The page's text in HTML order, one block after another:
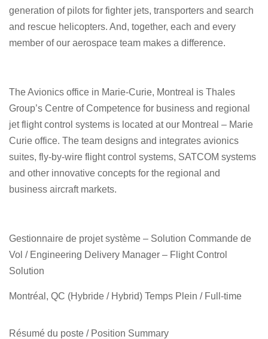
generation of pilots for fighter jets, transporters and search
and rescue helicopters. And, together, each and every
member of our aerospace team makes a difference.
The Avionics office in Marie-Curie, Montreal is Thales
Group’s Centre of Competence for business and regional
jet flight control systems is located at our Montreal – Marie
Curie office. The team designs and integrates avionics
suites, fly-by-wire flight control systems, SATCOM systems
and other innovative concepts for the regional and
business aircraft markets.
Gestionnaire de projet système – Solution Commande de
Vol / Engineering Delivery Manager – Flight Control
Solution
Montréal, QC (Hybride / Hybrid) Temps Plein / Full-time
Résumé du poste / Position Summary